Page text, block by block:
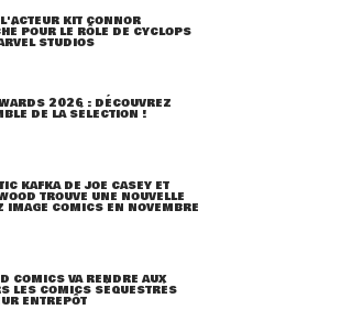
KIT CONNOR
POUR LE RÔLE DE CYCLOPS
STUDIOS
2026 : DÉCOUVREZ
DE LA SÉLECTION !
KAFKA DE JOE CASEY ET
TROUVE UNE NOUVELLE
IMAGE COMICS EN NOVEMBRE
COMICS VA RENDRE AUX
LES COMICS SÉQUESTRÉS
ENTREPÔT